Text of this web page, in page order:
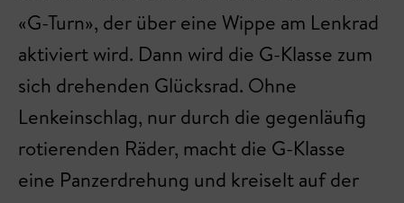
«G-Turn», der über eine Wippe am Lenkrad
aktiviert wird. Dann wird die G-Klasse zum
sich drehenden Glücksrad. Ohne
Lenkeinschlag, nur durch die gegenläufig
rotierenden Räder, macht die G-Klasse
eine Panzerdrehung und kreiselt auf der